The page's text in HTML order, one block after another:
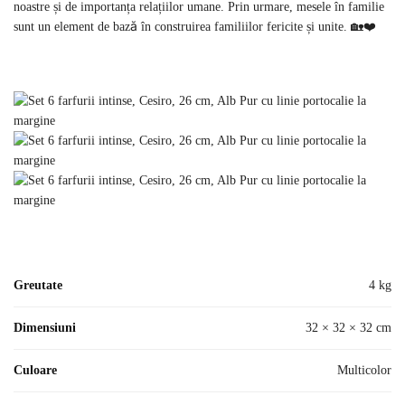
noastre și de importanța relațiilor umane. Prin urmare, mesele în familie
sunt un element de bază în construirea familiilor fericite și unite. 🏡❤️
Greutate 4 kg
Dimensiuni 32 × 32 × 32 cm
Culoare Multicolor